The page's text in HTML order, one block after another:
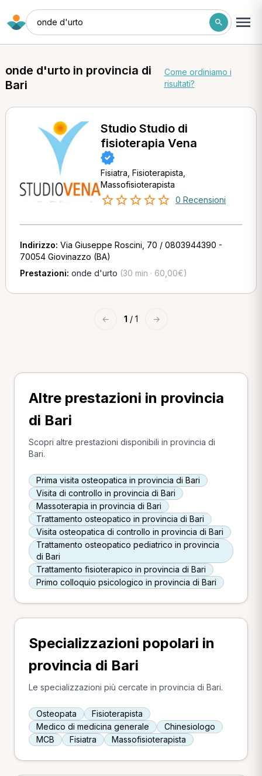
onde d'urto
onde d'urto in provincia di
Bari
Come ordiniamo i
risultati?
Studio Studio di
fisioterapia Vena
Fisiatra, Fisioterapista,
Massofisioterapista
0 Recensioni
Indirizzo: Via Giuseppe Roscini, 70 / 0803944390 -
70054 Giovinazzo (BA)
Prestazioni: onde d'urto (30 min · 60,00€)
← 1 / 1 →
Altre prestazioni in provincia
di Bari
Scopri altre prestazioni disponibili in provincia di
Bari.
Prima visita osteopatica in provincia di Bari
Visita di controllo in provincia di Bari
Massoterapia in provincia di Bari
Trattamento osteopatico in provincia di Bari
Visita osteopatica di controllo in provincia di Bari
Trattamento osteopatico pediatrico in provincia
di Bari
Trattamento fisioterapico in provincia di Bari
Primo colloquio psicologico in provincia di Bari
Specializzazioni popolari in
provincia di Bari
Le specializzazioni più cercate in provincia di Bari.
Osteopata
Fisioterapista
Medico di medicina generale
Chinesiologo
MCB
Fisiatra Massofisioterapista